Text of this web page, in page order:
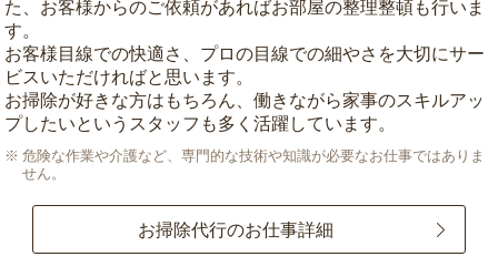
た、お客様からのご依頼があればお部屋の整理整頓も行いま
す。
お客様目線での快適さ、プロの目線での細やさを大切にサー
ビスいただければと思います。
お掃除が好きな方はもちろん、働きながら家事のスキルアッ
プしたいというスタッフも多く活躍しています。
危険な作業や介護など、専門的な技術や知識が必要なお仕事ではありま
せん。
お掃除代行のお仕事詳細